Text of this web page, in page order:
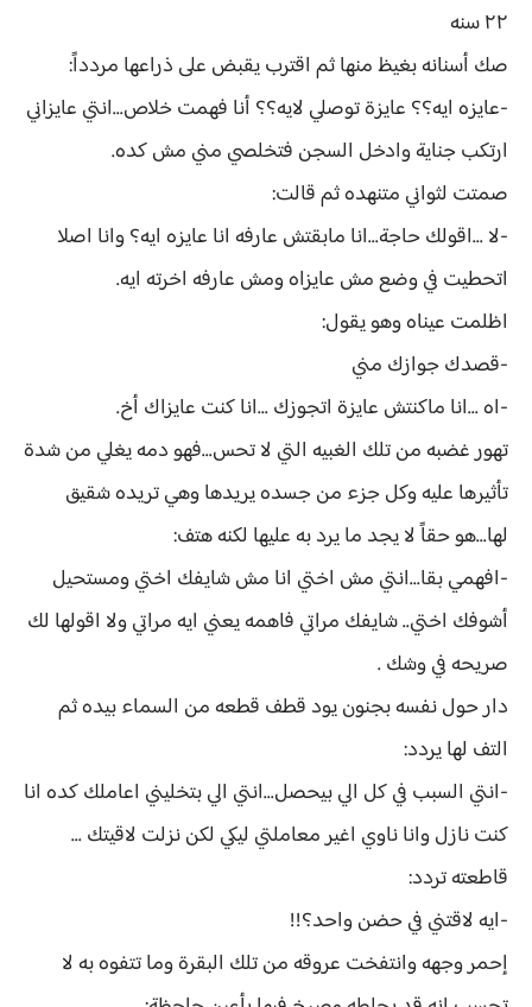
٢٢ سنه
صك أسنانه بغيظ منها ثم اقترب يقبض على ذراعها مردداً:
-عايزه ايه؟؟ عايزة توصلي لايه؟؟ أنا فهمت خلاص...انتي عايزاني
ارتكب جناية وادخل السجن فتخلصي مني مش كده.
صمتت لثواني متنهده ثم قالت:
-لا ...اقولك حاجة...انا مابقتش عارفه انا عايزه ايه؟ وانا اصلا
اتحطيت في وضع مش عايزاه ومش عارفه اخرته ايه.
اظلمت عيناه وهو يقول:
-قصدك جوازك مني
-اه ...انا ماكنتش عايزة اتجوزك ...انا كنت عايزاك أخ.
تهور غضبه من تلك الغبيه التي لا تحس...فهو دمه يغلي من شدة
تأثيرها عليه وكل جزء من جسده يريدها وهي تريده شقيق
لها...هو حقاً لا يجد ما يرد به عليها لكنه هتف:
-افهمي بقا...انتي مش اختي انا مش شايفك اختي ومستحيل
أشوفك اختي.. شايفك مراتي فاهمه يعني ايه مراتي ولا اقولها لك
صريحه في وشك .
دار حول نفسه بجنون يود قطف قطعه من السماء بيده ثم
التف لها يردد:
-انتي السبب في كل الي بيحصل...انتي الي بتخليني اعاملك كده انا
كنت نازل وانا ناوي اغير معاملتي ليكي لكن نزلت لاقيتك ...
قاطعته تردد:
-ايه لاقتني في حضن واحد؟!!
إحمر وجهه وانتفخت عروقه من تلك البقرة وما تتفوه به لا